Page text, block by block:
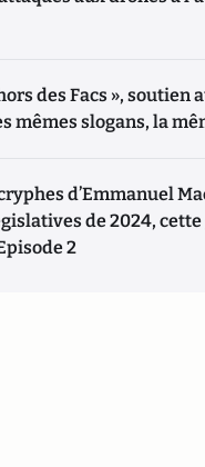
des Facs », soutien
mêmes slogans, la
d’Emmanuel
de 2024,
2